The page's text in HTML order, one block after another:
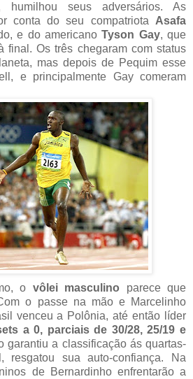
seus adversários. As
conta do seu compatriota Asafa
e do americanoTyson Gay, que
final. Os três chegaram com status
mas depois de Pequim esse
e principalmente Gay comeram
o vôlei masculino parece que
o passe na mão e Marcelinho
venceu a Polônia, até então líder
a 0, parciais de 30/28, 25/19 e
garantiu a classificação ás quartas-
resgatou sua auto-confiança. Na
de Bernardinho enfrentarão a